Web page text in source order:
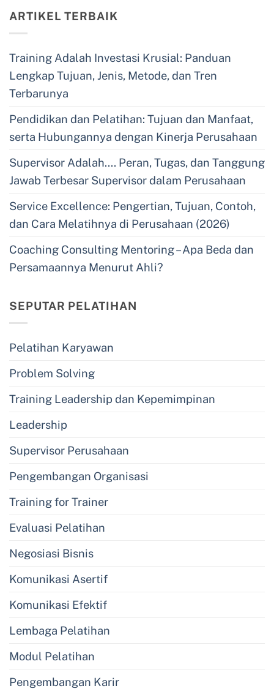
ARTIKEL TERBAIK
Training Adalah Investasi Krusial: Panduan
Lengkap Tujuan, Jenis, Metode, dan Tren
Terbarunya
Pendidikan dan Pelatihan: Tujuan dan Manfaat,
serta Hubungannya dengan Kinerja Perusahaan
Supervisor Adalah…. Peran, Tugas, dan Tanggung
Jawab Terbesar Supervisor dalam Perusahaan
Service Excellence: Pengertian, Tujuan, Contoh,
dan Cara Melatihnya di Perusahaan (2026)
Coaching Consulting Mentoring – Apa Beda dan
Persamaannya Menurut Ahli?
SEPUTAR PELATIHAN
Pelatihan Karyawan
Problem Solving
Training Leadership dan Kepemimpinan
Leadership
Supervisor Perusahaan
Pengembangan Organisasi
Training for Trainer
Evaluasi Pelatihan
Negosiasi Bisnis
Komunikasi Asertif
Komunikasi Efektif
Lembaga Pelatihan
Modul Pelatihan
Pengembangan Karir